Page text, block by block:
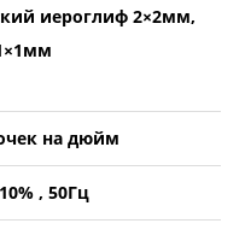
иероглиф 2×2мм,
на дюйм
, 50Гц